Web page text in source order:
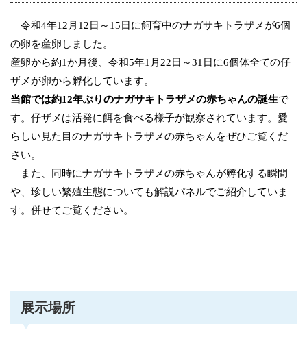
令和4年12月12日～15日に飼育中のナガサキトラザメが6個
の卵を産卵しました。
産卵から約1か月後、令和5年1月22日～31日に6個体全ての仔
ザメが卵から孵化しています。
当館では約12年ぶりのナガサキトラザメの赤ちゃんの誕生で
す。仔ザメは活発に餌を食べる様子が観察されています。愛
らしい見た目のナガサキトラザメの赤ちゃんをぜひご覧くだ
さい。
また、同時にナガサキトラザメの赤ちゃんが孵化する瞬間
や、珍しい繁殖生態についても解説パネルでご紹介していま
す。併せてご覧ください。
展示場所